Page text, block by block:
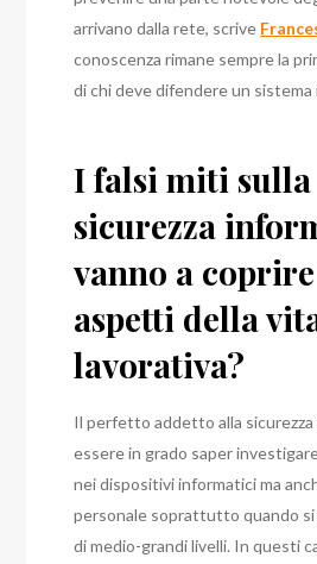
arrivano dalla rete, scrive
conoscenza rimane sempre la
di chi deve difendere un
I falsi miti sulla
sicurezza
vanno a
aspetti della
lavorativa?
Il perfetto addetto alla
essere in grado saper
nei dispositivi informatici ma
personale soprattutto quando si
di medio-grandi livelli. In questi